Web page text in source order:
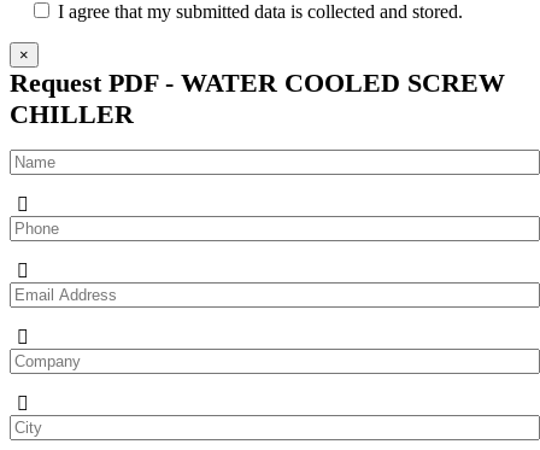
I agree that my submitted data is collected and stored.
×
Request PDF - WATER COOLED SCREW
CHILLER